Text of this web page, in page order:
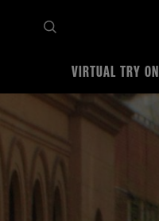
VIRTUAL TRY ON
Accueil Brave Together